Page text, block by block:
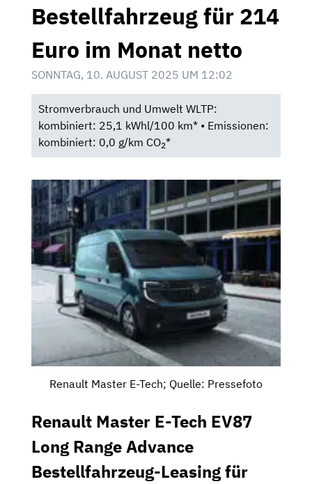
Bestellfahrzeug für 214
Euro im Monat netto
SONNTAG, 10. AUGUST 2025 UM 12:02
Stromverbrauch und Umwelt WLTP:
kombiniert: 25,1 kWhl/100 km* • Emissionen:
kombiniert: 0,0 g/km CO2*
Renault Master E-Tech; Quelle: Pressefoto
Renault Master E-Tech EV87
Long Range Advance
Bestellfahrzeug-Leasing für